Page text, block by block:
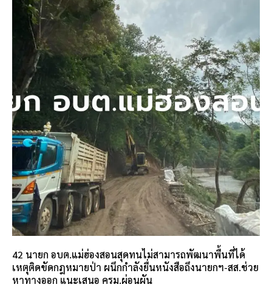
42 นายก อบต.แม่ฮ่องสอนสุดทนไม่สามารถพัฒนาพื้นที่ได้
เหตุติดขัดกฎหมายป่า ผนึกกำลังยื่นหนังสือถึงนายกฯ-สส.ช่วย
หาทางออก แนะเสนอ ครม.ผ่อนผัน